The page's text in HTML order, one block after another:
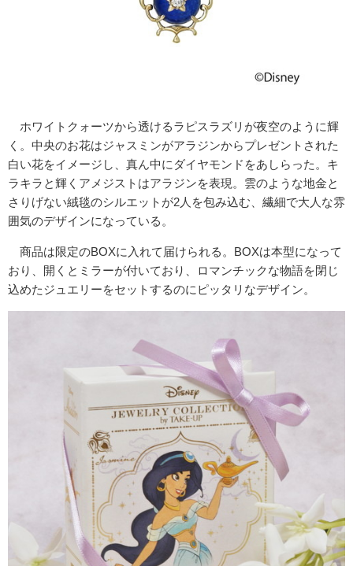
ホワイトクォーツから透けるラピスラズリが夜空のように輝
く。中央のお花はジャスミンがアラジンからプレゼントされた
白い花をイメージし、真ん中にダイヤモンドをあしらった。キ
ラキラと輝くアメジストはアラジンを表現。雲のような地金と
さりげない絨毯のシルエットが2人を包み込む、繊細で大人な雰
囲気のデザインになっている。
商品は限定のBOXに入れて届けられる。BOXは本型になって
おり、開くとミラーが付いており、ロマンチックな物語を閉じ
込めたジュエリーをセットするのにピッタリなデザイン。